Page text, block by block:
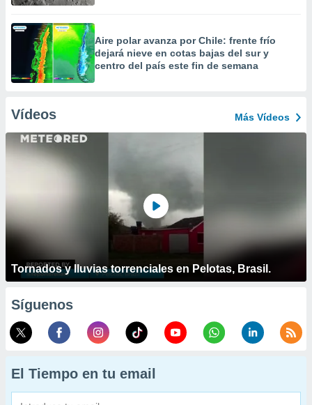
Aire polar avanza por Chile: frente frío
dejará nieve en cotas bajas del sur y
centro del país este fin de semana
Vídeos Más Vídeos
Tornados y lluvias torrenciales en Pelotas, Brasil.
Síguenos
El Tiempo en tu email